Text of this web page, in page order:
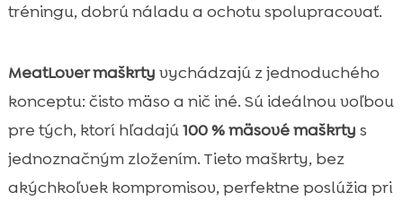
tréningu, dobrú náladu a ochotu spolupracovať.
MeatLover maškrty vychádzajú z jednoduchého
konceptu: čisto mäso a nič iné. Sú ideálnou voľbou
pre tých, ktorí hľadajú100 % mäsové maškrty s
jednoznačným zložením. Tieto maškrty, bez
akýchkoľvek kompromisov, perfektne poslúžia pri